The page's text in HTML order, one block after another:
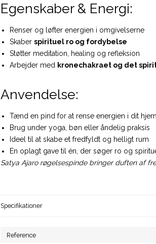
Egenskaber & Energi:
Renser og løfter energien i omgivelserne
Skaber spirituel ro og fordybelse
Støtter meditation, healing og refleksion
Arbejder med kronechakraet og det
Anvendelse:
Tænd en pind for at rense energien i dit
Brug under yoga, bøn eller åndelig praksis
Ideel til at skabe et fredfyldt og helligt rum
En oplagt gave til én, der søger ro og
Satya Ajaro røgelsespinde bringer duften af
Specifikationer
Reference